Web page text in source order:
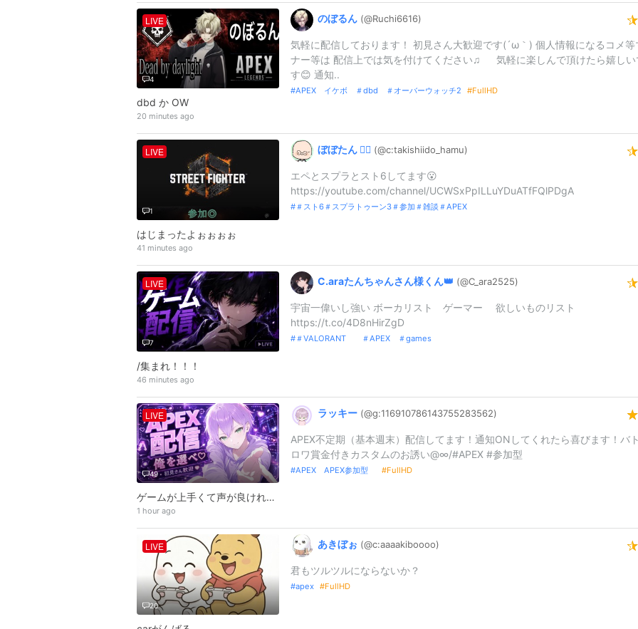
LIVE
4
dbd か OW
20 minutes ago
のぼるん (@Ruchi6616)
気軽に配信しております！ 初見さん大歓迎です(´ω｀) 個人情報になるコメ等
ナー等は 配信上では気を付けてください♫ 気軽に楽しんで頂けたら嬉しい
す😊 通知..
APEX イケボ ＃dbd ＃オーバーウォッチ2 FullHD
LIVE
1
はじまったよぉぉぉぉ
41 minutes ago
ぼぼたん 👯‍♀️ (@c:takishiido hamu)
エペとスプラとスト6してます😮
https://youtube.com/channel/UCWSxPpILLuYDuATfFQlPDgA
＃スト6＃スプラトゥーン3＃参加＃雑談＃APEX
LIVE
7
/集まれ！！！
46 minutes ago
C.araたんちゃんさん様くん👑 (@C_ ara2525)
宇宙一偉いし強い ボーカリスト ゲーマー 欲しいものリスト
https://t.co/4D8nHirZgD
＃VALORANT ＃APEX ＃games
LIVE
49
ゲームが上手くて声が良ければ祝福されるこの世界でどちらにも当てはまらない俺は彼女を作りたい＃１
1 hour ago
ラッキー (@g:116910786143755283562)
APEX不定期（基本週末）配信してます！通知ONしてくれたら喜びます！バ
ロワ賞金付きカスタムのお誘い@∞/#APEX #参加型
APEX APEX参加型 FullHD
LIVE
20
あきぼぉ (@c:aaaakiboooo)
君もツルツルにならないか？
apex FullHD